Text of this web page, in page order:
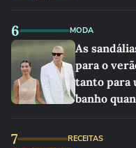
6 MODA
As
para o
tanto para
banho
7 RECEITAS